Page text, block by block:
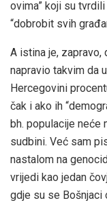
ovima” koji su
“dobrobit svih
A istina je, zapravo,
napravio takvim da
Hercegovini
čak i ako ih
bh. populacije neće
sudbini. Već sam
nastalom na
vrijedi kao jedan
gdje su se Bošnjaci